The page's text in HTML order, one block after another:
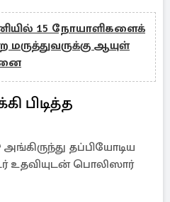
15 நோயாளிகளைக்
ஆயுள்
பிடித்த
தப்பியோடிய
பொலிஸார்